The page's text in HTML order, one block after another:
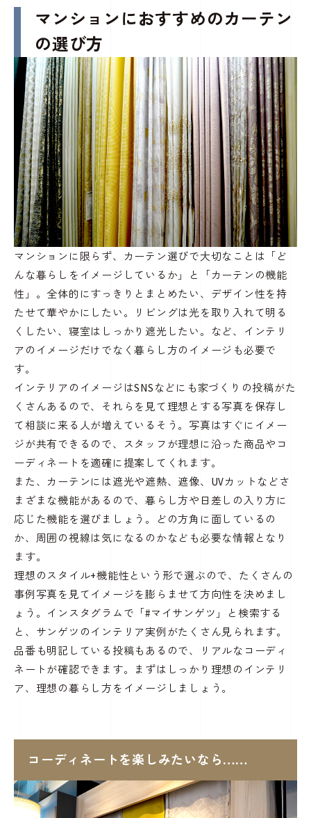
マンションにおすすめのカーテン
の選び方
マンションに限らず、カーテン選びで大切なことは「ど
んな暮らしをイメージしているか」と「カーテンの機能
性」。全体的にすっきりとまとめたい、デザイン性を持
たせて華やかにしたい。リビングは光を取り入れて明る
くしたい、寝室はしっかり遮光したい。など、インテリ
アのイメージだけでなく暮らし方のイメージも必要で
す。
インテリアのイメージはSNSなどにも家づくりの投稿がた
くさんあるので、それらを見て理想とする写真を保存し
て相談に来る人が増えているそう。写真はすぐにイメー
ジが共有できるので、スタッフが理想に沿った商品やコ
ーディネートを適確に提案してくれます。
また、カーテンには遮光や遮熱、遮像、UVカットなどさ
まざまな機能があるので、暮らし方や日差しの入り方に
応じた機能を選びましょう。どの方角に面しているの
か、周囲の視線は気になるのかなども必要な情報となり
ます。
理想のスタイル+機能性という形で選ぶので、たくさんの
事例写真を見てイメージを膨らませて方向性を決めまし
ょう。インスタグラムで「#マイサンゲツ」と検索する
と、サンゲツのインテリア実例がたくさん見られます。
品番も明記している投稿もあるので、リアルなコーディ
ネートが確認できます。まずはしっかり理想のインテリ
ア、理想の暮らし方をイメージしましょう。
コーディネートを楽しみたいなら……